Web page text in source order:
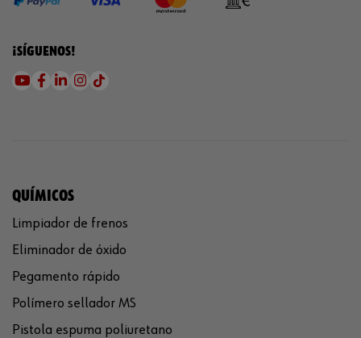
¡SÍGUENOS!
QUÍMICOS
Limpiador de frenos
Eliminador de óxido
Pegamento rápido
Polímero sellador MS
Pistola espuma poliuretano